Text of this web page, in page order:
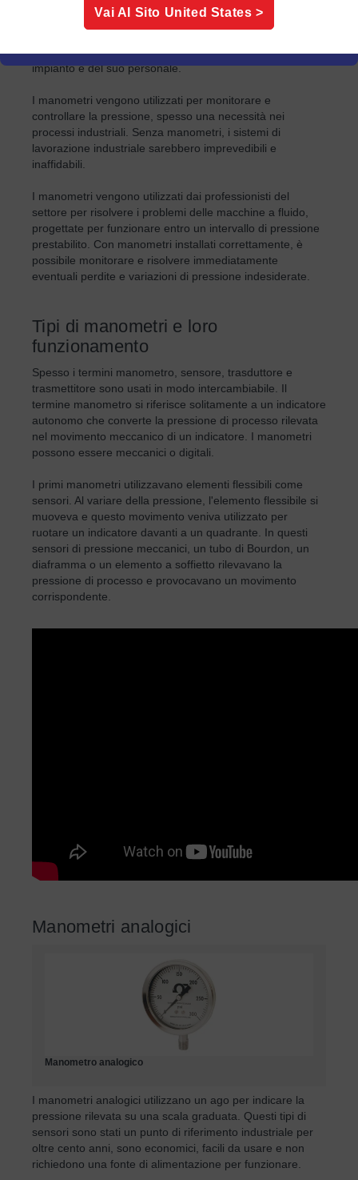
per le operazioni in un'ampia varietà di applicazioni, in
sia la qualità di un prodotto che la sicurezza di un
impianto e del suo personale.
I manometri vengono utilizzati per monitorare e
controllare la pressione, spesso una necessità nei
processi industriali. Senza manometri, i sistemi di
lavorazione industriale sarebbero imprevedibili e
inaffidabili.
I manometri vengono utilizzati dai professionisti del
settore per risolvere i problemi delle macchine a fluido,
progettate per funzionare entro un intervallo di pressione
prestabilito. Con manometri installati correttamente, è
possibile monitorare e risolvere immediatamente
eventuali perdite e variazioni di pressione indesiderate.
Tipi di manometri e loro
funzionamento
Spesso i termini manometro, sensore, trasduttore e
trasmettitore sono usati in modo intercambiabile. Il
termine manometro si riferisce solitamente a un indicatore
autonomo che converte la pressione di processo rilevata
nel movimento meccanico di un indicatore. I manometri
possono essere meccanici o digitali.
I primi manometri utilizzavano elementi flessibili come
sensori. Al variare della pressione, l'elemento flessibile si
muoveva e questo movimento veniva utilizzato per
ruotare un indicatore davanti a un quadrante. In questi
sensori di pressione meccanici, un tubo di Bourdon, un
diaframma o un elemento a soffietto rilevavano la
pressione di processo e provocavano un movimento
corrispondente.
Manometri analogici
Manometro analogico
I manometri analogici utilizzano un ago per indicare la
pressione rilevata su una scala graduata. Questi tipi di
sensori sono stati un punto di riferimento industriale per
oltre cento anni, sono economici, facili da usare e non
richiedono una fonte di alimentazione per funzionare.
Vai Al Sito United States >